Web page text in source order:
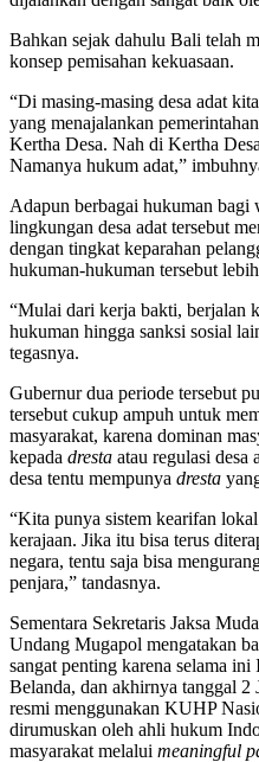
Bahkan sejak dahulu Bali telah
konsep pemisahan kekuasaan.
“Di masing-masing desa adat
yang menajalankan
Kertha Desa. Nah di Kertha
Namanya hukum adat,”
Adapun berbagai hukuman bagi
lingkungan desa adat tersebut
dengan tingkat keparahan
hukuman-hukuman tersebut
“Mulai dari kerja bakti, berjalan
hukuman hingga sanksi sosial
tegasnya.
Gubernur dua periode tersebut
tersebut cukup ampuh untuk
masyarakat, karena dominan
kepada dresta atau regulasi desa
desa tentu mempunya dresta
“Kita punya sistem kearifan
kerajaan. Jika itu bisa terus
negara, tentu saja bisa
penjara,” tandasnya.
Sementara Sekretaris Jaksa
Undang Mugapol mengatakan
sangat penting karena selama
Belanda, dan akhirnya tanggal 2
resmi menggunakan KUHP
dirumuskan oleh ahli hukum
masyarakat melalui meaningful